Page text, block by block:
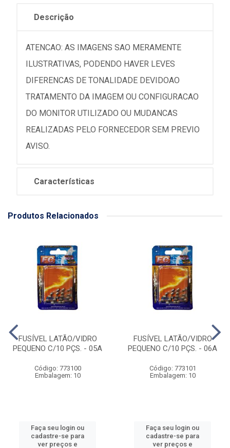
Descrição
ATENCAO: AS IMAGENS SAO MERAMENTE
ILUSTRATIVAS, PODENDO HAVER LEVES
DIFERENCAS DE TONALIDADE DEVIDOAO
TRATAMENTO DA IMAGEM OU CONFIGURACAO
DO MONITOR UTILIZADO OU MUDANCAS
REALIZADAS PELO FORNECEDOR SEM PREVIO
AVISO.
Características
Produtos Relacionados
FUSÍVEL LATÃO/VIDRO
PEQUENO C/10 PÇS. - 05A
Código: 773100
Embalagem: 10
Faça seu login ou
cadastre-se para
ver preços e
FUSÍVEL LATÃO/VIDRO
PEQUENO C/10 PÇS. - 06A
Código: 773101
Embalagem: 10
Faça seu login ou
cadastre-se para
ver preços e